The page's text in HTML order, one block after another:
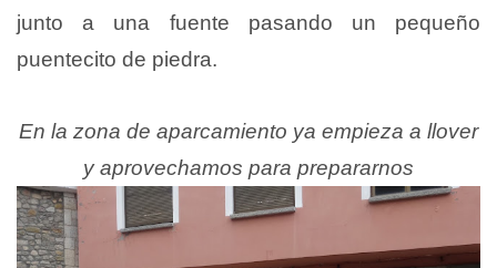
junto a una fuente pasando un pequeño
puentecito de piedra.
En la zona de aparcamiento ya empieza a llover
y aprovechamos para prepararnos